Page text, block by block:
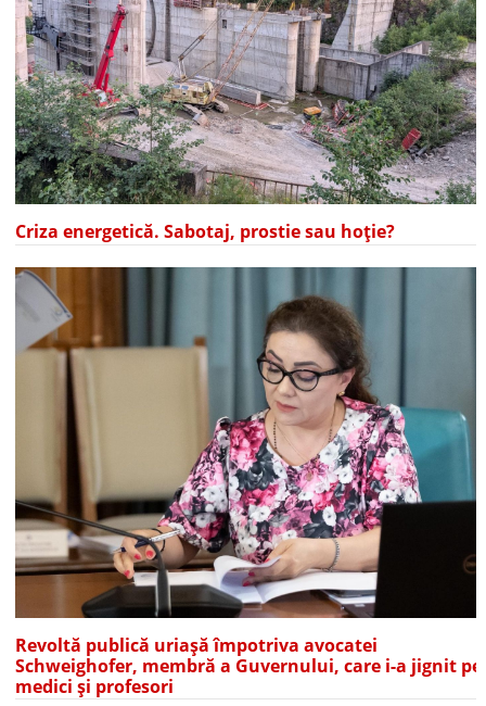
Criza energetică. Sabotaj, prostie sau hoție?
Revoltă publică uriașă împotriva avocatei
Schweighofer, membră a Guvernului, care i-a jignit pe
medici și profesori